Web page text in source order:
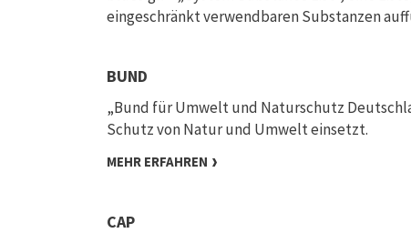
eingeschränkt verwendbaren Substanzen
BUND
„Bund für Umwelt und Naturschutz
Schutz von Natur und Umwelt einsetzt.
MEHR ERFAHREN
CAP